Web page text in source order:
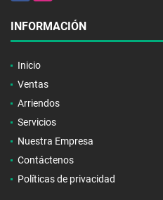
INFORMACIÓN
Inicio
Ventas
Arriendos
Servicios
Nuestra Empresa
Contáctenos
Políticas de privacidad